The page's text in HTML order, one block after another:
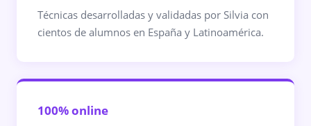
Técnicas desarrolladas y validadas por Silvia con
cientos de alumnos en España y Latinoamérica.
100% online